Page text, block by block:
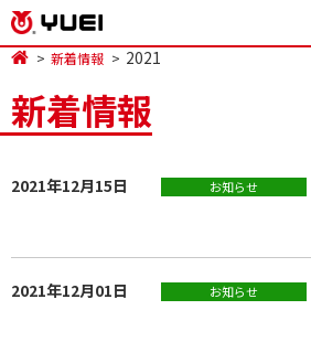
新着情報 2021
新着情報
2021年12月15日 お知らせ
2021年12月01日 お知らせ